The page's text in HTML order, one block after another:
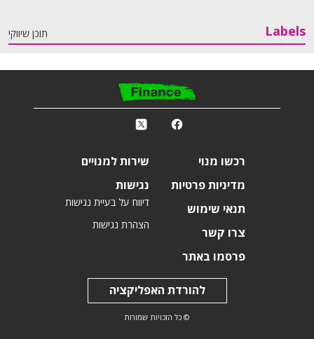
Labels תוכן שיווקי
רכשו מנוי
מדיניות פרטיות
תנאי שימוש
צרו קשר
פרסמו באתר
שירות למנויים
נגישות
דיווח על בעיית נגישות
הצהרת נגישות
להורדת האפליקציה
© כל הזכויות שמורות